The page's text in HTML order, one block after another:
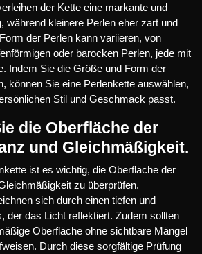
der Kette eine markante und
während kleinere Perlen eher zart und
der Perlen kann variieren, von
oder barocken Perlen, jede mit
Indem Sie die Größe und Form der
können Sie eine Perlenkette auswählen,
Stil und Geschmack passt.
die Oberfläche der
und Gleichmäßigkeit.
ist es wichtig, die Oberfläche der
zu überprüfen.
sich durch einen tiefen und
der das Licht reflektiert. Zudem sollten
Oberfläche ohne sichtbare Mängel
Durch diese sorgfältige Prüfung